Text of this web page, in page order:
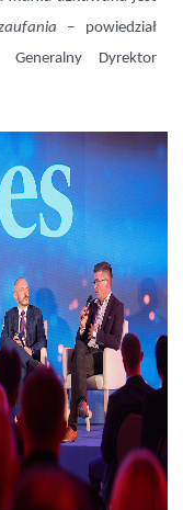
– powiedział
Generalny Dyrektor